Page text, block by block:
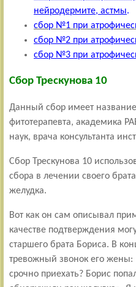
нейродермите, астмы.
сбор №1 при
сбор №2 при
сбор №3 при
Сбор Трескунова 10
Данный сбор имеет название
фитотерапевта, академика
наук, врача консультанта
Сбор Трескунова 10
сбора в лечении своего
желудка.
Вот как он сам описывал
качестве подтверждения
старшего брата Бориса. В
тревожный звонок его
срочно приехать? Борис